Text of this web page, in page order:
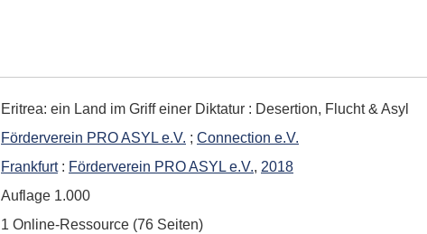
Eritrea: ein Land im Griff einer Diktatur : Desertion, Flucht & Asyl
Förderverein PRO ASYL e.V. ; Connection e.V.
Frankfurt: Förderverein PRO ASYL e.V., 2018
Auflage 1.000
1 Online-Ressource (76 Seiten)